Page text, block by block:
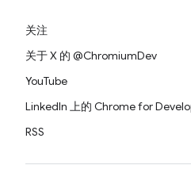
关注
关于 X 的 @ChromiumDev
YouTube
LinkedIn 上的 Chrome for
RSS